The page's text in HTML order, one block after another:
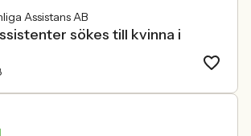
Assistans AB
sökes till kvinna i